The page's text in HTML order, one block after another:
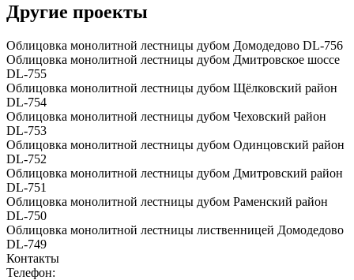
Другие проекты
Облицовка монолитной лестницы дубом Домодедово DL-756
Облицовка монолитной лестницы дубом Дмитровское шоссе
DL-755
Облицовка монолитной лестницы дубом Щёлковский район
DL-754
Облицовка монолитной лестницы дубом Чеховский район
DL-753
Облицовка монолитной лестницы дубом Одинцовский район
DL-752
Облицовка монолитной лестницы дубом Дмитровский район
DL-751
Облицовка монолитной лестницы дубом Раменский район
DL-750
Облицовка монолитной лестницы лиственницей Домодедово
DL-749
Контакты
Телефон: